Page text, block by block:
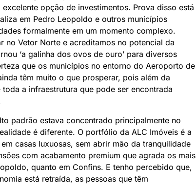
opção de investimentos. Prova disso está
em Pedro Leopoldo e outros municípios
formalmente em um momento complexo.
no Vetor Norte e acreditamos no potencial da
‘a galinha dos ovos de ouro’ para diversos
que os municípios no entorno do Aeroporto de
têm muito o que prosperar, pois além da
a infraestrutura que pode ser encontrada
padrão estava concentrado principalmente no
é diferente. O portfólio da ALC Imóveis é a
casas luxuosas, sem abrir mão da tranquilidade
com acabamento premium que agrada os mais
quanto em Confins. E tenho percebido que,
está retraída, as pessoas que têm